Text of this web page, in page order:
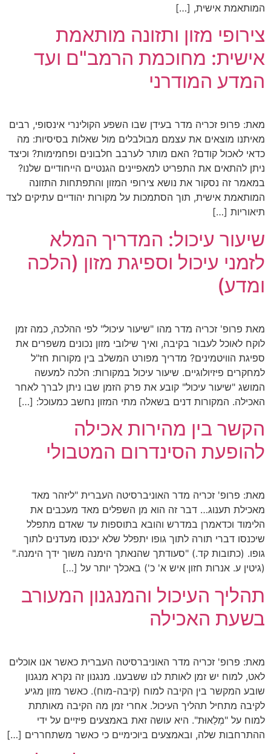
המותאמת אישית, […]
צירופי מזון ותזונה מותאמת
אישית: מחוכמת הרמב"ם ועד
המדע המודרני
מאת: פרופ זכריה מדר בעידן שבו השפע הקולינרי אינסופי, רבים
מאיתנו מוצאים את עצמם מבולבלים מול שאלות בסיסיות: מה
כדאי לאכול קודם? האם מותר לערבב חלבונים ופחמימות? וכיצד
ניתן להתאים את התפריט למאפיינים הגנטיים הייחודיים שלנו?
במאמר זה נסקור את נושא צירופי המזון והתפתחות התזונה
המותאמת אישית, תוך הסתמכות על מקורות יהודיים עתיקים לצד
תיאוריות […]
שיעור עיכול: המדריך המלא
לזמני עיכול וספיגת מזון (הלכה
ומדע)
מאת פרופ' זכריה מדר מהו "שיעור עיכול" לפי ההלכה, כמה זמן
לוקח לאוכל לעבור בקיבה, ואיך שילובי מזון נכונים משפרים את
ספיגת הוויטמינים? מדריך מפורט המשלב בין מקורות חז"ל
למחקרים פיזיולוגיים. שיעור עיכול במקורות: הלכה למעשה
המושג "שיעור עיכול" קובע את פרק הזמן שבו ניתן לברך לאחר
האכילה. המקורות דנים בשאלה מתי המזון נחשב כמעוכל: […]
הקשר בין מהירות אכילה
להופעת הסינדרום המטבולי
מאת: פרופ' זכריה מדר האוניברסיטה העברית "ליזהר מאד
מאכילת תענוג… דבר זה הוא מן השפלים מאד מעכבים את
הלימוד וכדאמרן במדרש והובא בתוספות עד שאדם מתפלל
שיכנסו דברי תורה לתוך גופו יתפלל שלא יכנסו מעדנים לתוך
גופו. (כתובות קד.) "סעודתך שהנאתך הימנה משוך ידך הימנה."
(גיטין ע. אנרות חזון איש א' כ') באכלך יותר על […]
תהליך העיכול והמנגנון המעורב
בשעת האכילה
מאת: פרופ' זכריה מדר האוניברסיטה העברית כאשר אנו אוכלים
לאט, למוח יש זמן לאותת לנו ששבענו. מנגנון זה נקרא מנגנון
שובע המקשר בין הקיבה למוח (קיבה-מוח). כאשר מזון מגיע
לקיבה מתחיל תהליך העיכול. אחרי זמן מה הקיבה מאותתת
למוח על "מְלַאוּת". היא עושה זאת באמצעים פיזיים על ידי
ההתרחבות שלה, ובאמצעים ביוכימיים כי כאשר משתחררים […]